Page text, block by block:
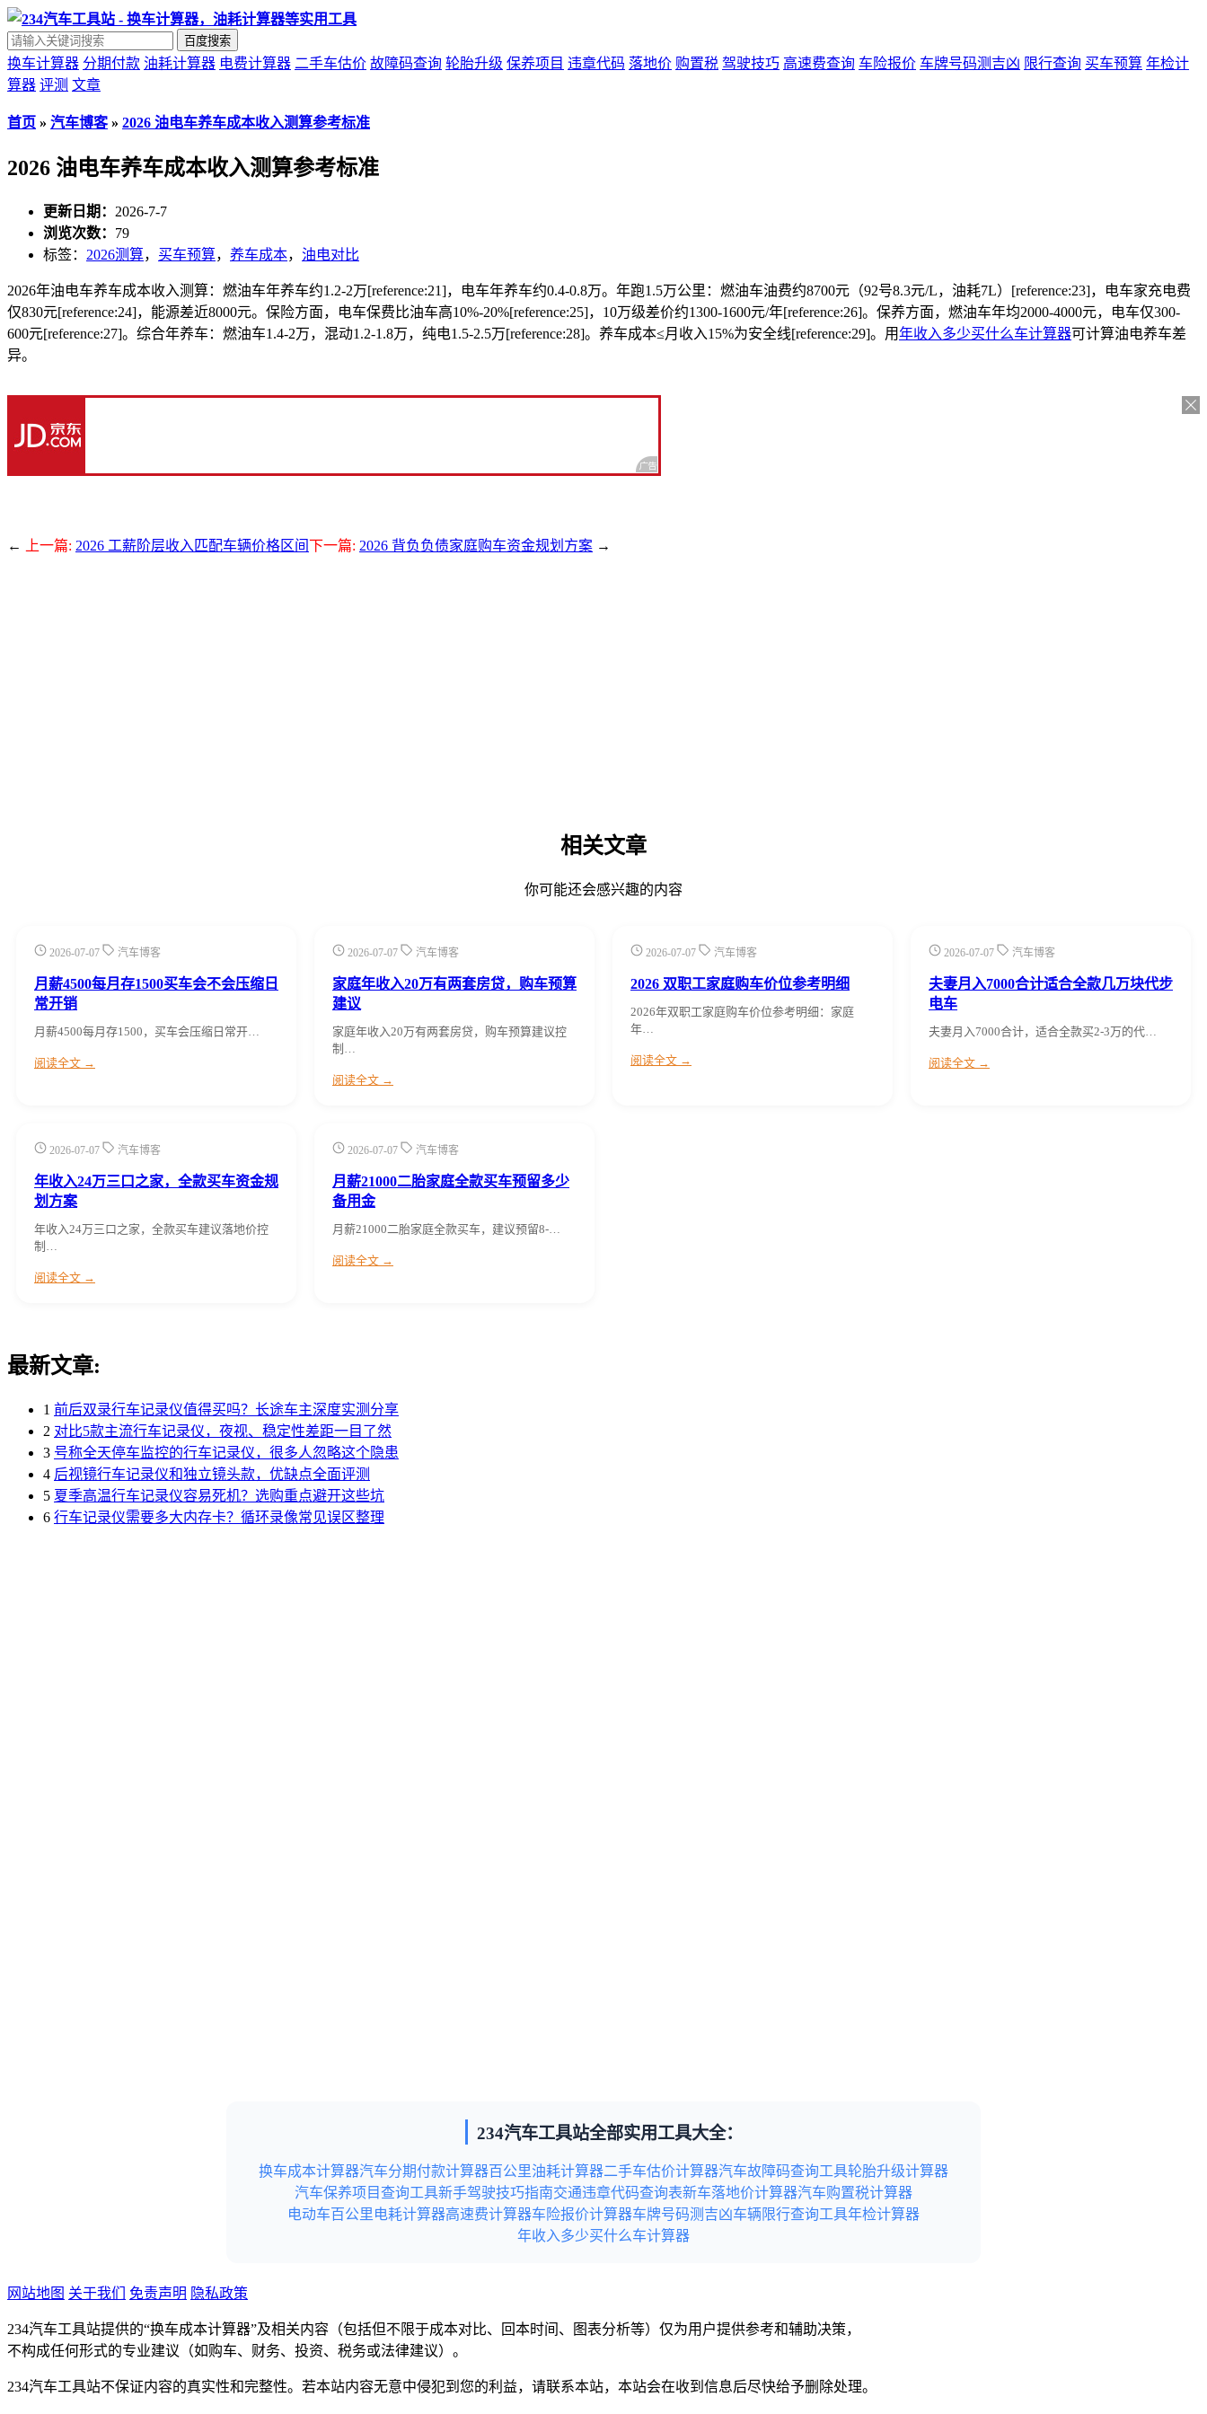
百度搜索
换车计算器 分期付款 油耗计算器 电费计算器 二手车估价 故障码查询 轮胎升级 保养项目 违章代码 落地价 购置税 驾驶技巧 高速费查询 车险报价 车牌号码测吉凶 限行查询 买车预算 年检计
算器 评测 文章
首页 » 汽车博客» 2026 油电车养车成本收入测算参考标准
2026 油电车养车成本收入测算参考标准
更新日期： 2026-7-7
浏览次数： 79
标签： 2026测算， 买车预算， 养车成本， 油电对比
2026年油电车养车成本收入测算：燃油车年养车约1.2-2万[reference:21]，电车年养车约0.4-0.8万。年跑1.5万公里：燃油车油费约8700元（92号8.3元/L，油耗7L）[reference:23]，电车家充电费
仅830元[reference:24]，能源差近8000元。保险方面，电车保费比油车高10%-20%[reference:25]，10万级差价约1300-1600元/年[reference:26]。保养方面，燃油车年均2000-4000元，电车仅300-
600元[reference:27]。综合年养车：燃油车1.4-2万，混动1.2-1.8万，纯电1.5-2.5万[reference:28]。养车成本≤月收入15%为安全线[reference:29]。用年收入多少买什么车计算器可计算油电养车差
异。
← 上一篇: 2026 工薪阶层收入匹配车辆价格区间下一篇: 2026 背负负债家庭购车资金规划方案 →
相关文章
你可能还会感兴趣的内容
2026-07-07 汽车博客
月薪4500每月存1500买车会不会压缩日
常开销
月薪4500每月存1500，买车会压缩日常开…
阅读全文 →
2026-07-07 汽车博客
家庭年收入20万有两套房贷，购车预算
建议
家庭年收入20万有两套房贷，购车预算建议控
制…
阅读全文 →
2026-07-07 汽车博客
2026 双职工家庭购车价位参考明细
2026年双职工家庭购车价位参考明细：家庭
年…
阅读全文 →
2026-07-07 汽车博客
夫妻月入7000合计适合全款几万块代步
电车
夫妻月入7000合计，适合全款买2-3万的代…
阅读全文 →
2026-07-07 汽车博客
年收入24万三口之家，全款买车资金规
划方案
年收入24万三口之家，全款买车建议落地价控
制…
阅读全文 →
2026-07-07 汽车博客
月薪21000二胎家庭全款买车预留多少
备用金
月薪21000二胎家庭全款买车，建议预留8-…
阅读全文 →
最新文章:
1 前后双录行车记录仪值得买吗？长途车主深度实测分享
2 对比5款主流行车记录仪，夜视、稳定性差距一目了然
3 号称全天停车监控的行车记录仪，很多人忽略这个隐患
4 后视镜行车记录仪和独立镜头款，优缺点全面评测
5 夏季高温行车记录仪容易死机？选购重点避开这些坑
6 行车记录仪需要多大内存卡？循环录像常见误区整理
234汽车工具站全部实用工具大全：
换车成本计算器汽车分期付款计算器百公里油耗计算器二手车估价计算器汽车故障码查询工具轮胎升级计算器
汽车保养项目查询工具新手驾驶技巧指南交通违章代码查询表新车落地价计算器汽车购置税计算器
电动车百公里电耗计算器高速费计算器车险报价计算器车牌号码测吉凶车辆限行查询工具年检计算器
年收入多少买什么车计算器
网站地图 关于我们 免责声明 隐私政策
234汽车工具站提供的“换车成本计算器”及相关内容（包括但不限于成本对比、回本时间、图表分析等）仅为用户提供参考和辅助决策，
不构成任何形式的专业建议（如购车、财务、投资、税务或法律建议）。
234汽车工具站不保证内容的真实性和完整性。若本站内容无意中侵犯到您的利益，请联系本站，本站会在收到信息后尽快给予删除处理。